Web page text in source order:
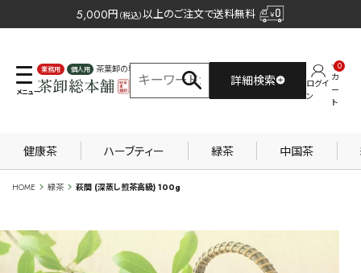
5,000円 （税込）以上のご注文で送料無料
業務用 個人用
茶葉卸の専門サイト
詳細検索
ログイ
ン
カ
ー
ト
0
健康茶 ハーブティー 緑茶 中国茶
HOME 緑茶 萩間 (深蒸し煎茶高級) 100g